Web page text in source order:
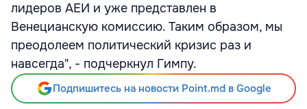
лидеров АЕИ и уже представлен в
Венецианскую комиссию. Таким образом, мы
преодолеем политический кризис раз и
навсегда", - подчеркнул Гимпу.
Подпишитесь на новости Point.md в Google